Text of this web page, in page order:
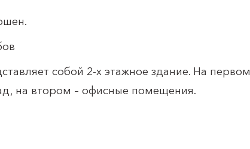
собой 2-х этажное здание. На первом
на втором – офисные помещения.